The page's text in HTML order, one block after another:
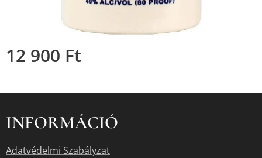
12 900 Ft
INFORMÁCIÓ
Adatvédelmi Szabályzat